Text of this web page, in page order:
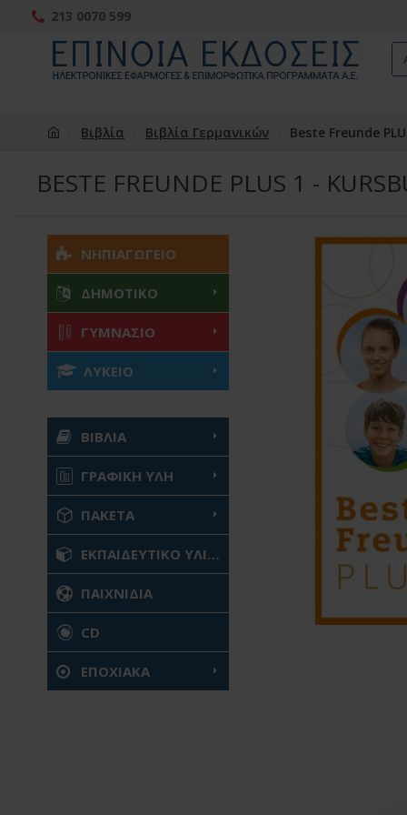
213 0070 599
Βιβλία Βιβλία Γερμανικών Beste Freunde
BESTE FREUNDE PLUS 1 -
ΝΗΠΙΑΓΩΓΕΙΟ
ΔΗΜΟΤΙΚΟ
ΓΥΜΝΑΣΙΟ
ΛΥΚΕΙΟ
ΒΙΒΛΙΑ
ΓΡΑΦΙΚΗ ΥΛΗ
ΠΑΚΕΤΑ
ΕΚΠΑΙΔΕΥΤΙΚΟ ΥΛΙΚΟ
ΠΑΙΧΝΙΔΙΑ
CD
ΕΠΟΧΙΑΚΑ